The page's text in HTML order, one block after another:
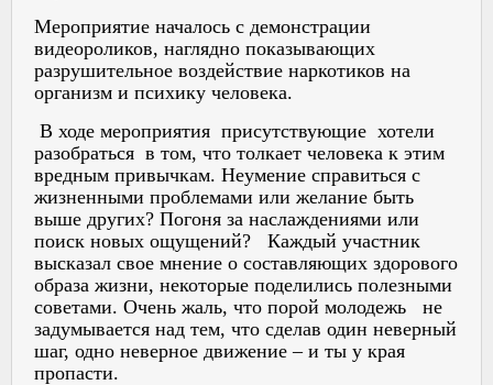
Мероприятие началось с демонстрации
видеороликов, наглядно показывающих
разрушительное воздействие наркотиков на
организм и психику человека.
В ходе мероприятия присутствующие хотели
разобраться в том, что толкает человека к этим
вредным привычкам. Неумение справиться с
жизненными проблемами или желание быть
выше других? Погоня за наслаждениями или
поиск новых ощущений? Каждый участник
высказал свое мнение о составляющих здорового
образа жизни, некоторые поделились полезными
советами. Очень жаль, что порой молодежь не
задумывается над тем, что сделав один неверный
шаг, одно неверное движение – и ты у края
пропасти.